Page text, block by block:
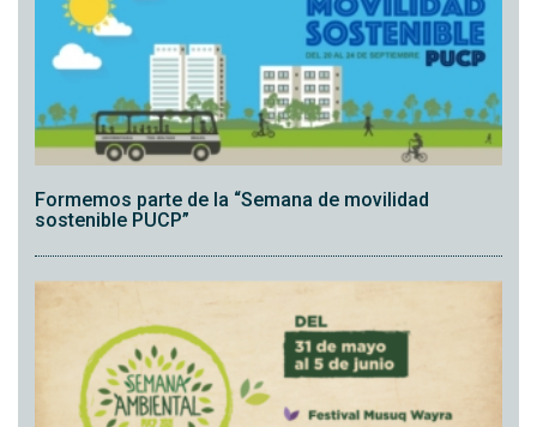
Formemos parte de la “Semana de movilidad
sostenible PUCP”